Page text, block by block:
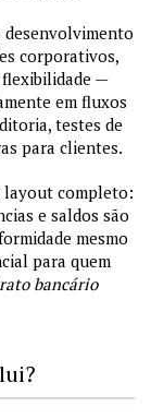
desenvolvimento
corporativos,
—
em fluxos
testes de
para clientes.
layout completo:
e saldos são
mesmo
para quem
bancário